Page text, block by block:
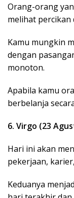
Orang-orang
melihat percikan
Kamu mungkin
dengan
monoton.
Apabila kamu
berbelanja
6. Virgo (23
Hari ini akan
pekerjaan,
Keduanya